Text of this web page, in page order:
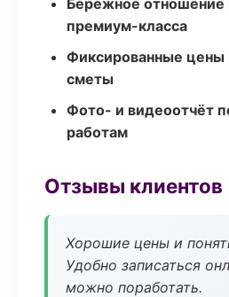
Бережное отношение
премиум-класса
Фиксированные цены
сметы
Фото- и видеоотчёт
работам
Отзывы клиентов
Хорошие цены и
Удобно записаться
можно поработать.